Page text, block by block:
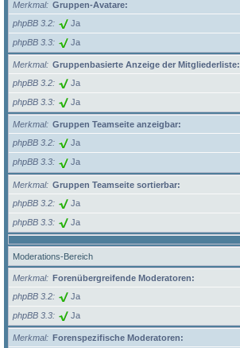
Merkmal
Gruppen-Avatare:
phpBB 3.2
Ja
phpBB 3.3 Ja
Merkmal
Gruppenbasierte Anzeige der Mitgliederliste:
phpBB 3.2
Ja
phpBB 3.3 Ja
Merkmal
Gruppen Teamseite anzeigbar:
phpBB 3.2
Ja
phpBB 3.3 Ja
Merkmal
Gruppen Teamseite sortierbar:
phpBB 3.2
Ja
phpBB 3.3 Ja
Moderations-Bereich
Merkmal
Forenübergreifende Moderatoren:
phpBB 3.2
Ja
phpBB 3.3 Ja
Merkmal
Forenspezifische Moderatoren: